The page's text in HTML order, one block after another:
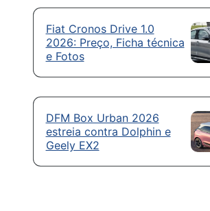
Fiat Cronos Drive 1.0
2026: Preço, Ficha técnica
e Fotos
DFM Box Urban 2026
estreia contra Dolphin e
Geely EX2